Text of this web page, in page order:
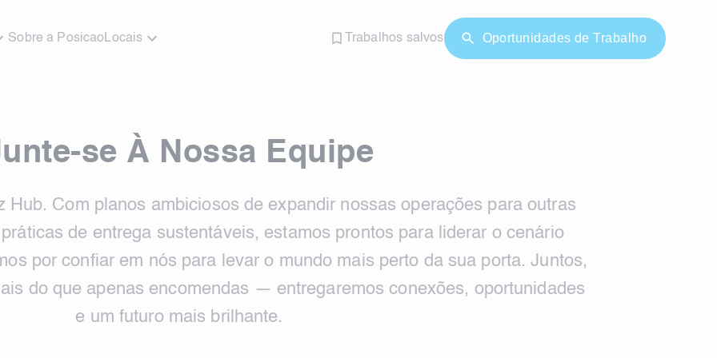
Sobre a Posicao Locais Trabalhos salvos Oportunidades de Trabalho
se À Nossa Equipe
Hub. Com planos ambiciosos de expandir nossas operações para outras
de entrega sustentáveis, estamos prontos para liderar o cenário
por confiar em nós para levar o mundo mais perto da sua porta. Juntos,
do que apenas encomendas — entregaremos conexões, oportunidades
e um futuro mais brilhante.